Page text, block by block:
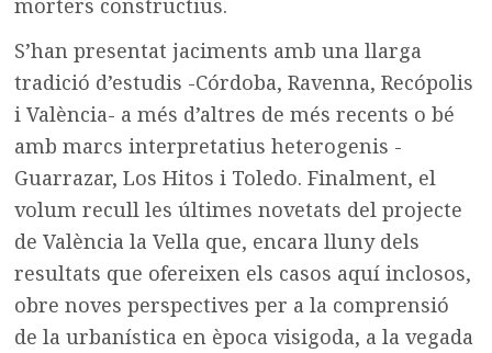
morters constructius.
S’han presentat jaciments amb una llarga
tradició d’estudis -Córdoba, Ravenna, Recópolis
i València- a més d’altres de més recents o bé
amb marcs interpretatius heterogenis -
Guarrazar, Los Hitos i Toledo. Finalment, el
volum recull les últimes novetats del projecte
de València la Vella que, encara lluny dels
resultats que ofereixen els casos aquí inclosos,
obre noves perspectives per a la comprensió
de la urbanística en època visigoda, a la vegada